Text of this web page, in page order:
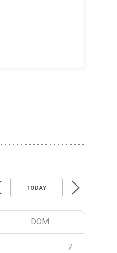
TODAY
DOM
7